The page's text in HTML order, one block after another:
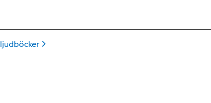
ljudböcker